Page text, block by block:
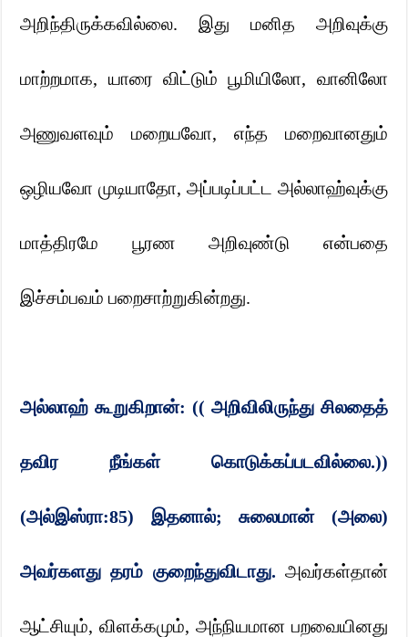
அறிந்திருக்கவில்லை. இது மனித அறிவுக்கு
மாற்றமாக, யாரை விட்டும் பூமியிலோ, வானிலோ
அணுவளவும் மறையவோ, எந்த மறைவானதும்
ஒழியவோ முடியாதோ, அப்படிப்பட்ட அல்லாஹ்வுக்கு
மாத்திரமே பூரண அறிவுண்டு என்பதை
இச்சம்பவம் பறைசாற்றுகின்றது.
அல்லாஹ் கூறுகிறான்: (( அறிவிலிருந்து சிலதைத்
தவிர நீங்கள் கொடுக்கப்படவில்லை.))
(அல்இஸ்ரா:85) இதனால்;சுலைமான் (அலை)
அவர்களது தரம் குறைந்துவிடாது. அவர்கள்தான்
ஆட்சியும்,விளக்கமும், அந்நியமான பறவையினது